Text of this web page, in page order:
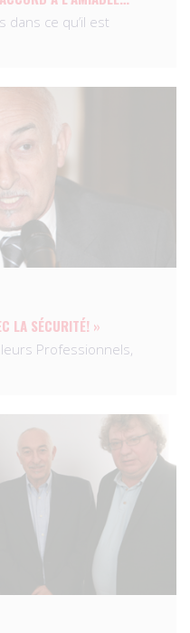
ce qu’il est
LA SÉCURITÉ! »
Professionnels,